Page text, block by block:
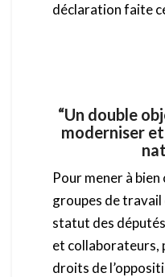
déclaration faite
“Un double
moderniser
Pour mener à
groupes de
statut des
et collaborateurs,
droits de